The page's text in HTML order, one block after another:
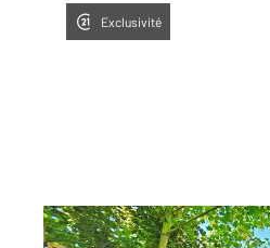
Exclusivité
TROYES 10